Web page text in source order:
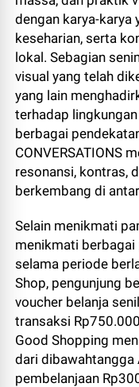
dengan karya-karya
keseharian, serta
lokal. Sebagian
visual yang telah
yang lain
terhadap
berbagai
CONVERSATIONS
resonansi, kontras,
berkembang di
Selain menikmati
menikmati
selama periode
Shop, pengunjung
voucher belanja
transaksi
Good Shopping
dari dibawahtangga
pembelanjaan